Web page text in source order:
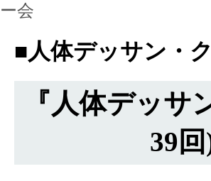
ー会
■人体デッサン・
『人体デッサ
39